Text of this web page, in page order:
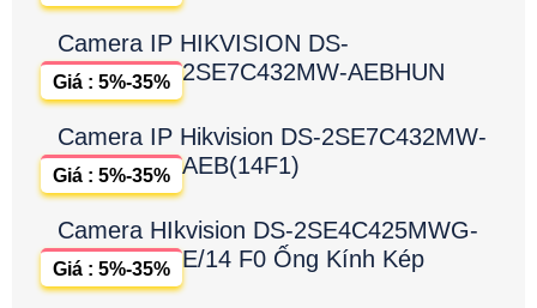
Camera IP HIKVISION DS-
2SE7C432MW-AEBHUN
Giá : 5%-35%
Camera IP Hikvision DS-2SE7C432MW-
AEB(14F1)
Giá : 5%-35%
Camera HIkvision DS-2SE4C425MWG-
E/14 F0 Ống Kính Kép
Giá : 5%-35%